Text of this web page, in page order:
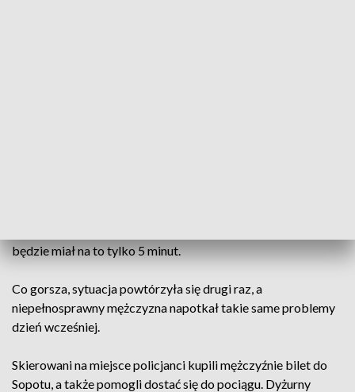
będzie miał na to tylko 5 minut.
Co gorsza, sytuacja powtórzyła się drugi raz, a
niepełnosprawny mężczyzna napotkał takie same problemy
dzień wcześniej.
Skierowani na miejsce policjanci kupili mężczyźnie bilet do
Sopotu, a także pomogli dostać się do pociągu. Dyżurny